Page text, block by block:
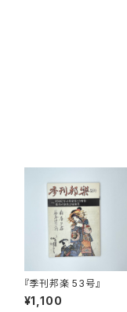
『季刊邦楽 53号』
¥1,100